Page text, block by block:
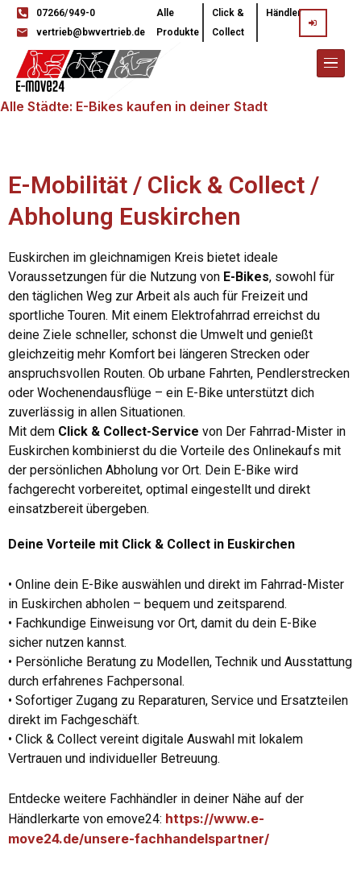
07266/949-0
vertrieb@bwvertrieb.de
Alle
Produkte
Click &
Collect
Händler
Alle Städte: E-Bikes kaufen in deiner Stadt
E-Mobilität / Click & Collect /
Abholung Euskirchen
Euskirchen im gleichnamigen Kreis bietet ideale
Voraussetzungen für die Nutzung von E-Bikes, sowohl für
den täglichen Weg zur Arbeit als auch für Freizeit und
sportliche Touren. Mit einem Elektrofahrrad erreichst du
deine Ziele schneller, schonst die Umwelt und genießt
gleichzeitig mehr Komfort bei längeren Strecken oder
anspruchsvollen Routen. Ob urbane Fahrten, Pendlerstrecken
oder Wochenendausflüge – ein E-Bike unterstützt dich
zuverlässig in allen Situationen.
Mit dem Click & Collect-Service von Der Fahrrad-Mister in
Euskirchen kombinierst du die Vorteile des Onlinekaufs mit
der persönlichen Abholung vor Ort. Dein E-Bike wird
fachgerecht vorbereitet, optimal eingestellt und direkt
einsatzbereit übergeben.
Deine Vorteile mit Click & Collect in Euskirchen
• Online dein E-Bike auswählen und direkt im Fahrrad-Mister
in Euskirchen abholen – bequem und zeitsparend.
• Fachkundige Einweisung vor Ort, damit du dein E-Bike
sicher nutzen kannst.
• Persönliche Beratung zu Modellen, Technik und Ausstattung
durch erfahrenes Fachpersonal.
• Sofortiger Zugang zu Reparaturen, Service und Ersatzteilen
direkt im Fachgeschäft.
• Click & Collect vereint digitale Auswahl mit lokalem
Vertrauen und individueller Betreuung.
Entdecke weitere Fachhändler in deiner Nähe auf der
Händlerkarte von emove24: https://www.e-
move24.de/unsere-fachhandelspartner/